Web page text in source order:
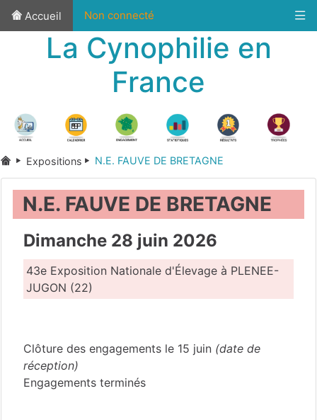
Accueil Non connecté
La Cynophilie en
France
Expositions N.E. FAUVE DE BRETAGNE
N.E. FAUVE DE BRETAGNE
Dimanche 28 juin 2026
43e Exposition Nationale d'Élevage à PLENEE-
JUGON (22)
Clôture des engagements le 15 juin (date de
réception)
Engagements terminés